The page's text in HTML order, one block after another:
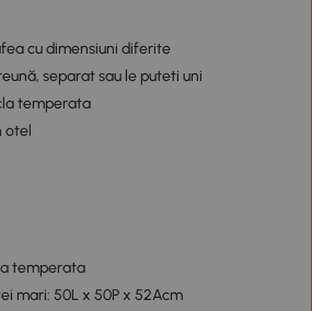
cu dimensiuni diferite
separat sau le puteti uni
temperata
otel
temperata
mari: 50L x 50P x 52Acm